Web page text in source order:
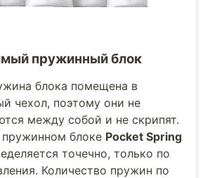
пружинный блок
блока помещена в
чехол, поэтому они не
между собой и не скрипят.
пружинном блоке Pocket Spring
точечно, только по
Количество пружин по